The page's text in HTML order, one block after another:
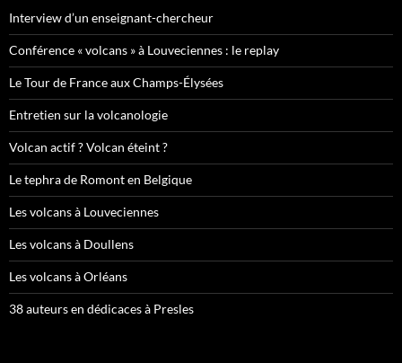
Interview d’un enseignant-chercheur
Conférence « volcans » à Louveciennes : le replay
Le Tour de France aux Champs-Élysées
Entretien sur la volcanologie
Volcan actif ? Volcan éteint ?
Le tephra de Romont en Belgique
Les volcans à Louveciennes
Les volcans à Doullens
Les volcans à Orléans
38 auteurs en dédicaces à Presles